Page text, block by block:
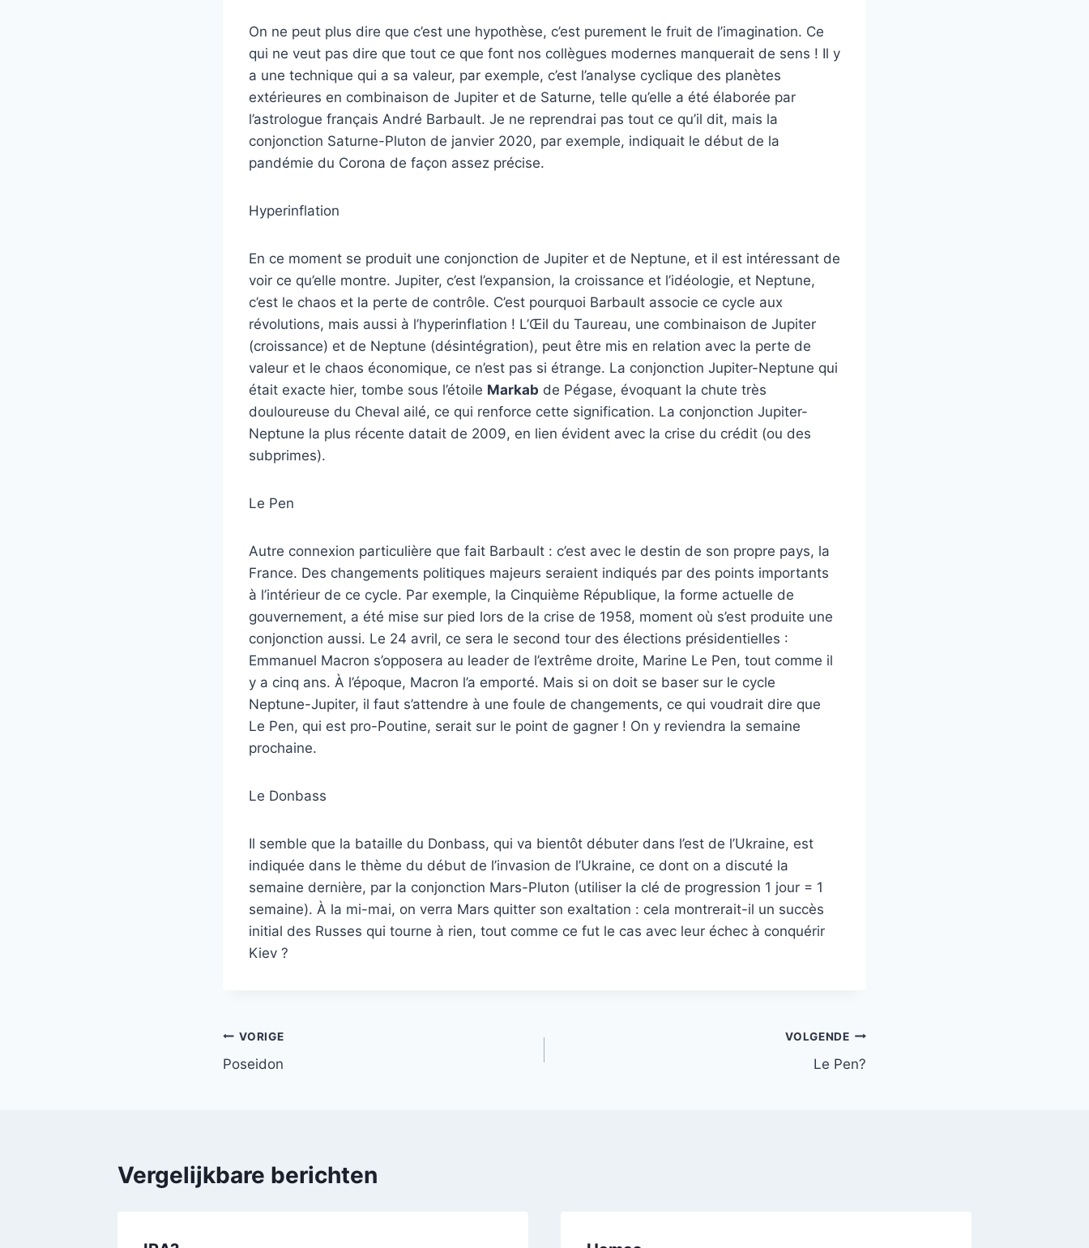
On ne peut plus dire que c’est une hypothèse, c’est purement le fruit de l’imagination. Ce
qui ne veut pas dire que tout ce que font nos collègues modernes manquerait de sens ! Il y
a une technique qui a sa valeur, par exemple, c’est l’analyse cyclique des planètes
extérieures en combinaison de Jupiter et de Saturne, telle qu’elle a été élaborée par
l’astrologue français André Barbault. Je ne reprendrai pas tout ce qu’il dit, mais la
conjonction Saturne-Pluton de janvier 2020, par exemple, indiquait le début de la
pandémie du Corona de façon assez précise.
Hyperinflation
En ce moment se produit une conjonction de Jupiter et de Neptune, et il est intéressant de
voir ce qu’elle montre. Jupiter, c’est l’expansion, la croissance et l’idéologie, et Neptune,
c’est le chaos et la perte de contrôle. C’est pourquoi Barbault associe ce cycle aux
révolutions, mais aussi à l’hyperinflation ! L’Œil du Taureau, une combinaison de Jupiter
(croissance) et de Neptune (désintégration), peut être mis en relation avec la perte de
valeur et le chaos économique, ce n’est pas si étrange. La conjonction Jupiter-Neptune qui
était exacte hier, tombe sous l’étoile Markab de Pégase, évoquant la chute très
douloureuse du Cheval ailé, ce qui renforce cette signification. La conjonction Jupiter-
Neptune la plus récente datait de 2009, en lien évident avec la crise du crédit (ou des
subprimes).
Le Pen
Autre connexion particulière que fait Barbault : c’est avec le destin de son propre pays, la
France. Des changements politiques majeurs seraient indiqués par des points importants
à l’intérieur de ce cycle. Par exemple, la Cinquième République, la forme actuelle de
gouvernement, a été mise sur pied lors de la crise de 1958, moment où s’est produite une
conjonction aussi. Le 24 avril, ce sera le second tour des élections présidentielles :
Emmanuel Macron s’opposera au leader de l’extrême droite, Marine Le Pen, tout comme il
y a cinq ans. À l’époque, Macron l’a emporté. Mais si on doit se baser sur le cycle
Neptune-Jupiter, il faut s’attendre à une foule de changements, ce qui voudrait dire que
Le Pen, qui est pro-Poutine, serait sur le point de gagner ! On y reviendra la semaine
prochaine.
Le Donbass
Il semble que la bataille du Donbass, qui va bientôt débuter dans l’est de l’Ukraine, est
indiquée dans le thème du début de l’invasion de l’Ukraine, ce dont on a discuté la
semaine dernière, par la conjonction Mars-Pluton (utiliser la clé de progression 1 jour = 1
semaine). À la mi-mai, on verra Mars quitter son exaltation : cela montrerait-il un succès
initial des Russes qui tourne à rien, tout comme ce fut le cas avec leur échec à conquérir
Kiev ?
Bericht
navigatie
VORIGE
Poseidon
VOLGENDE
Le Pen?
Vergelijkbare berichten